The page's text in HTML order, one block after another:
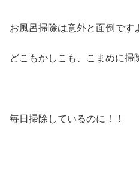
お風呂掃除は意外と面倒です
どこもかしこも、こまめに掃
毎日掃除しているのに！！